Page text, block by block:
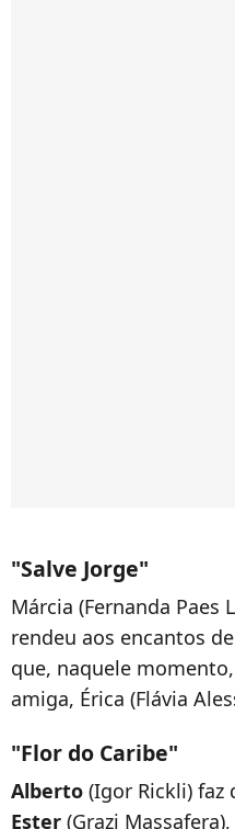
"Salve Jorge"
Márcia (Fernanda Paes
rendeu aos encantos
que, naquele
amiga, Érica (Flávia
"Flor do Caribe"
Alberto (Igor Rickli)
Ester (Grazi